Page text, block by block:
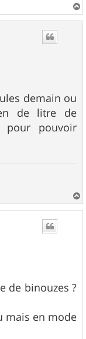
a
demain ou
de litre de
pouvoir
a
u
de binouzes ?
mais en mode